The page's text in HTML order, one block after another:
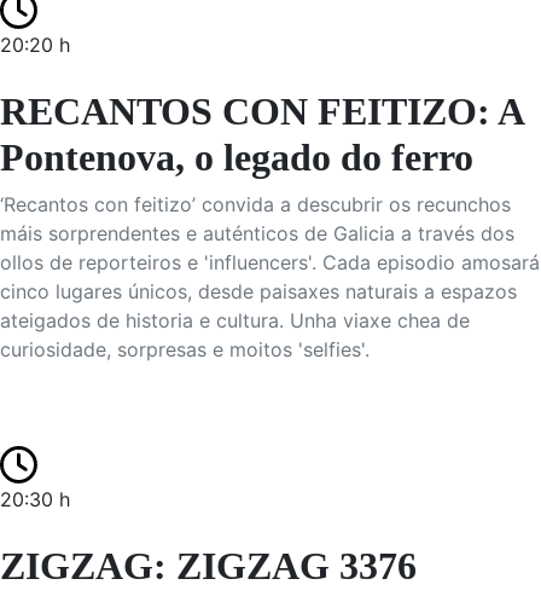
20:20 h
RECANTOS CON FEITIZO: A
Pontenova, o legado do ferro
‘Recantos con feitizo’ convida a descubrir os recunchos
máis sorprendentes e auténticos de Galicia a través dos
ollos de reporteiros e 'influencers'. Cada episodio amosará
cinco lugares únicos, desde paisaxes naturais a espazos
ateigados de historia e cultura. Unha viaxe chea de
curiosidade, sorpresas e moitos 'selfies'.
20:30 h
ZIGZAG: ZIGZAG 3376